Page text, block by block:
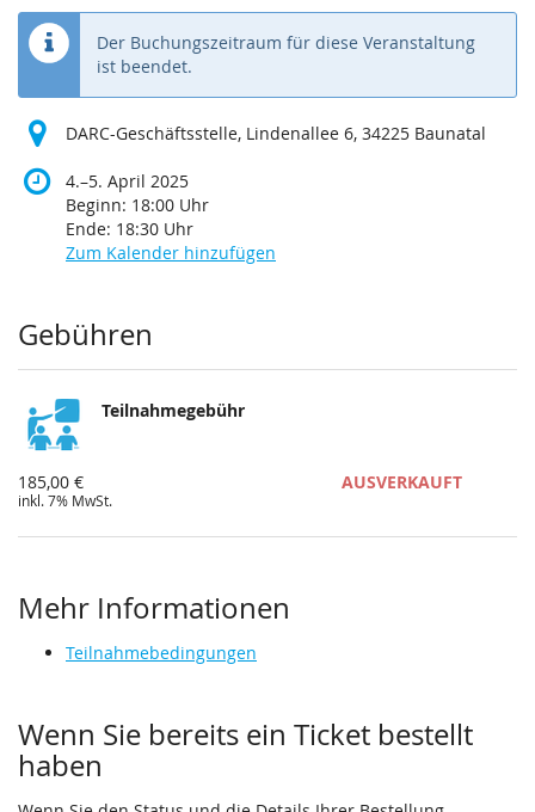
Der Buchungszeitraum für diese Veranstaltung
ist beendet.
DARC-Geschäftsstelle, Lindenallee 6, 34225 Baunatal
4.–bis
5. April 2025
Beginn: 18:00 Uhr
Ende: 18:30 Uhr
Zum Kalender hinzufügen
Produkte
Gebühren
Teilnahmegebühr
185,00 €
inkl. 7% MwSt.
AUSVERKAUFT
Mehr Informationen
Teilnahmebedingungen
Wenn Sie bereits ein Ticket bestellt
haben